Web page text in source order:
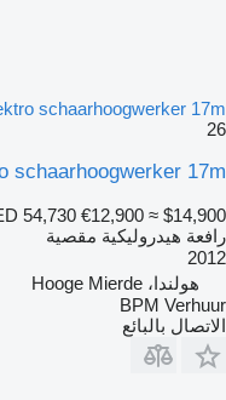
schaarhoogwerker 17m
26
schaarhoogwerker 17m
54,730 €12,900 ≈ $14,900
رافعة هيدروليكية مقصية
2012
هولندا، Hooge Mierde
BPM Verhuur
الاتصال بالبائع